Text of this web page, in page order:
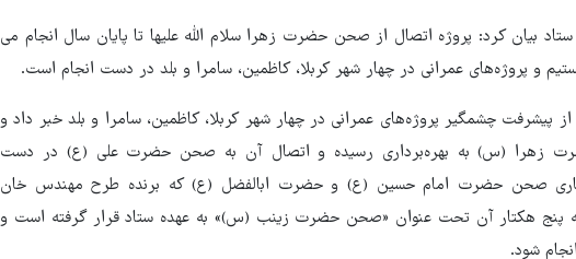
بیان کرد: پروژه اتصال از صحن حضرت زهرا سلام الله علیها تا پایان سال انجام می
و پروژه‌های عمرانی در چهار شهر کربلا، کاظمین، سامرا و بلد در دست انجام است.
پیشرفت چشمگیر پروژه‌های عمرانی در چهار شهر کربلا، کاظمین، سامرا و بلد خبر داد و
زهرا (س) به بهره‌برداری رسیده و اتصال آن به صحن حضرت علی (ع) در دست
همچنین طرح ۴۰ هکتاری صحن حضرت امام حسین (ع) و حضرت ابالفضل (ع) که برنده طرح مهندس خان
هکتار آن تحت عنوان «صحن حضرت زینب (س)» به عهده ستاد قرار گرفته است و